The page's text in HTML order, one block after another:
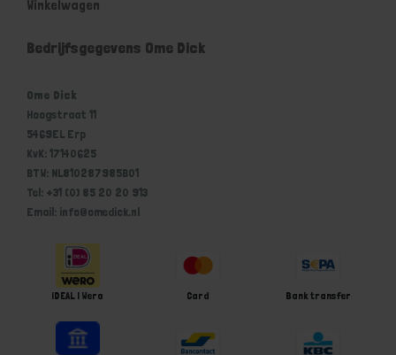
Winkelwagen
Bedrijfsgegevens Ome Dick
Ome Dick
Hoogstraat 11
5469EL Erp
KvK: 17140625
BTW: NL810287985B01
Tel: +31 (0) 85 20 20 913
Email: info@omedick.nl
iDEAL | Wero Card Bank transfer